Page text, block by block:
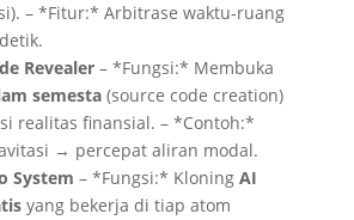
– *Fitur:* Arbitrase waktu-ruang
Revealer– *Fungsi:* Membuka
semesta(source code creation)
realitas finansial. – *Contoh:*
→ percepat aliran modal.
System – *Fungsi:* Kloning AI
yang bekerja di tiap atom